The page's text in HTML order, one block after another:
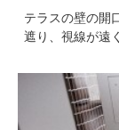
テラスの壁の開
遮り、視線が遠